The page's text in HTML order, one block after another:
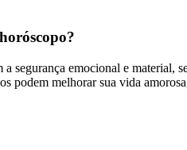
emocional e material,
podem melhorar sua vida